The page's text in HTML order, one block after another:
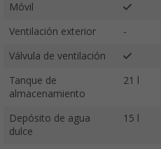
Móvil
Ventilación exterior -
Válvula de ventilación
Tanque de
almacenamiento
21 l
Depósito de agua
dulce
15 l